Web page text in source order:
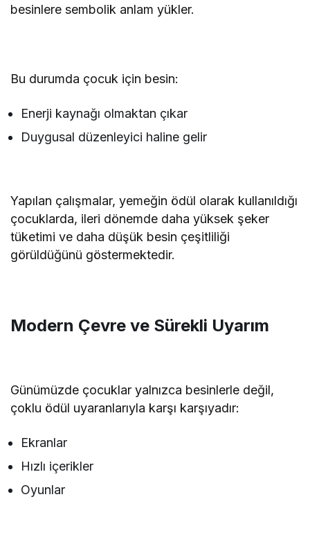
besinlere sembolik anlam yükler.
Bu durumda çocuk için besin:
Enerji kaynağı olmaktan çıkar
Duygusal düzenleyici haline gelir
Yapılan çalışmalar, yemeğin ödül olarak kullanıldığı
çocuklarda, ileri dönemde daha yüksek şeker
tüketimi ve daha düşük besin çeşitliliği
görüldüğünü göstermektedir.
Modern Çevre ve Sürekli Uyarım
Günümüzde çocuklar yalnızca besinlerle değil,
çoklu ödül uyaranlarıyla karşı karşıyadır:
Ekranlar
Hızlı içerikler
Oyunlar